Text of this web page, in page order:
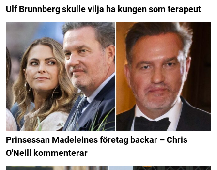
Ulf Brunnberg skulle vilja ha kungen som terapeut
Prinsessan Madeleines företag backar – Chris
O'Neill kommenterar